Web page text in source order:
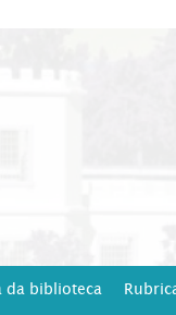
da biblioteca